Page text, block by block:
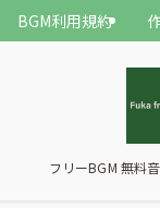
フリーBGM 無料
BGM利用規約